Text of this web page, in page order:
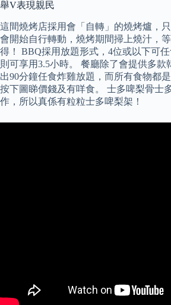
舉V表現親民
這間燒烤店採用會「自轉」的燒烤爐，
會開始自行轉動，燒烤期間掃上燒汁，
得！ BBQ採用放題形式，4位或以下可
則可享用3.5小時。 餐廳除了會提供多款
出90分鐘任食炸雞放題，而所有食物都
按下圖睇價錢及有咩食。 士多啤梨骨士
作，所以真係有粒粒士多啤梨架！